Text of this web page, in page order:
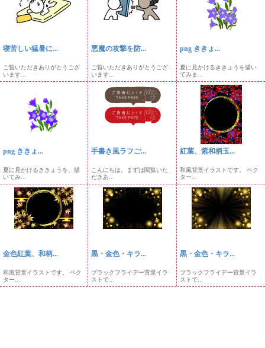
寝苦しい猛暑に...
ご覧いただきありがとうござ
います...
悪魔の攻撃を防...
ご覧いただきありがとうござ
います...
png ききょ...
夏に見かけるききょうを描い
てみま...
png ききょ...
夏に見かけるききょうを、描
いてみ...
手書き風ラフご...
こんにちは。まずは閲覧いた
だきあ...
紅葉、紫和柄玉...
和風背景イラストです。 ベク
ター...
金色紅葉、和柄...
和風背景イラストです。 ベク
ター...
黒・金色・キラ...
ブラックフライデー背景イラ
ストで...
黒・金色・キラ...
ブラックフライデー背景イラ
ストで...